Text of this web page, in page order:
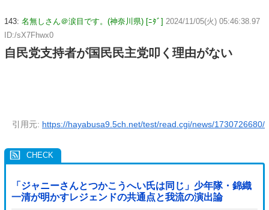
143: 名無しさん＠涙目です。(神奈川県) [ﾆﾀﾞ] 2024/11/05(火) 05:46:38.97
ID:/sX7Fhwx0
自民党支持者が国民民主党叩く理由がない
引用元: https://hayabusa9.5ch.net/test/read.cgi/news/1730726680/
「ジャニーさんとつかこうへい氏は同じ」少年隊・錦織
一清が明かすレジェンドの共通点と我流の演出論